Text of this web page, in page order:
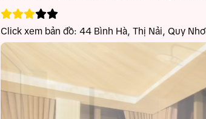
Click xem bản đồ: 44 Bình Hà, Thị Nải, Quy